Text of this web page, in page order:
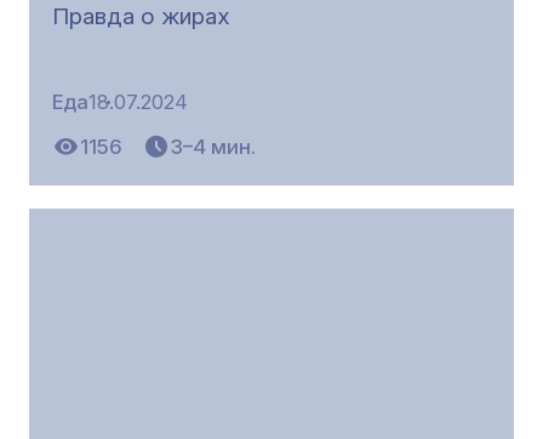
Правда о жирах
Еда18.07.2024
1156
3–4 мин.